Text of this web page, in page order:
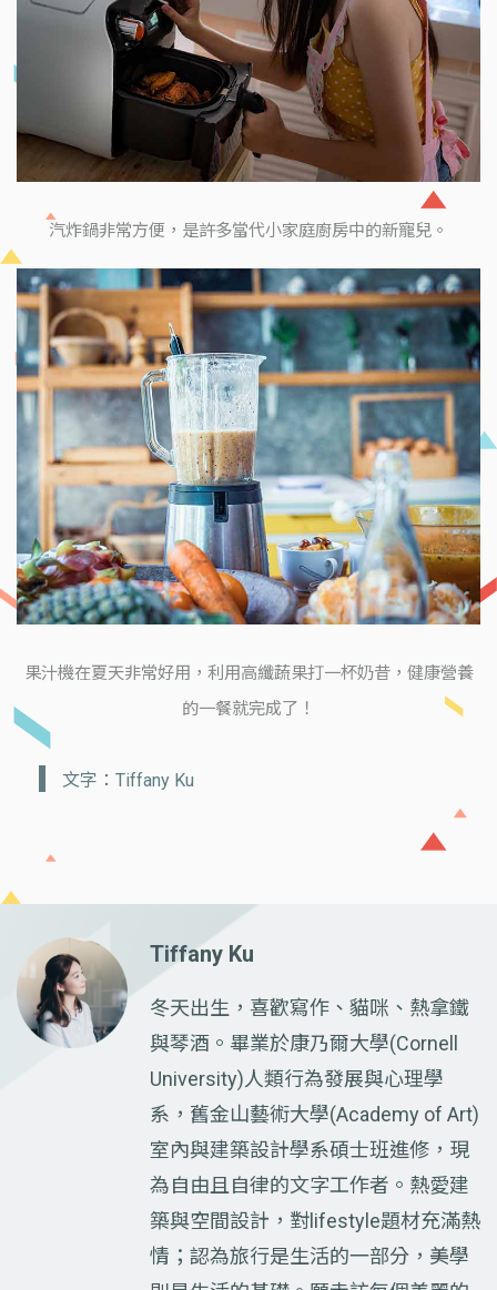
汽炸鍋非常方便，是許多當代小家庭廚房中的新寵兒。
果汁機在夏天非常好用，利用高纖蔬果打一杯奶昔，健康營養
的一餐就完成了！
文字：Tiffany Ku
Tiffany Ku
冬天出生，喜歡寫作、貓咪、熱拿鐵
與琴酒。畢業於康乃爾大學(Cornell
University)人類行為發展與心理學
系，舊金山藝術大學(Academy of Art)
室內與建築設計學系碩士班進修，現
為自由且自律的文字工作者。熱愛建
築與空間設計，對lifestyle題材充滿熱
情；認為旅行是生活的一部分，美學